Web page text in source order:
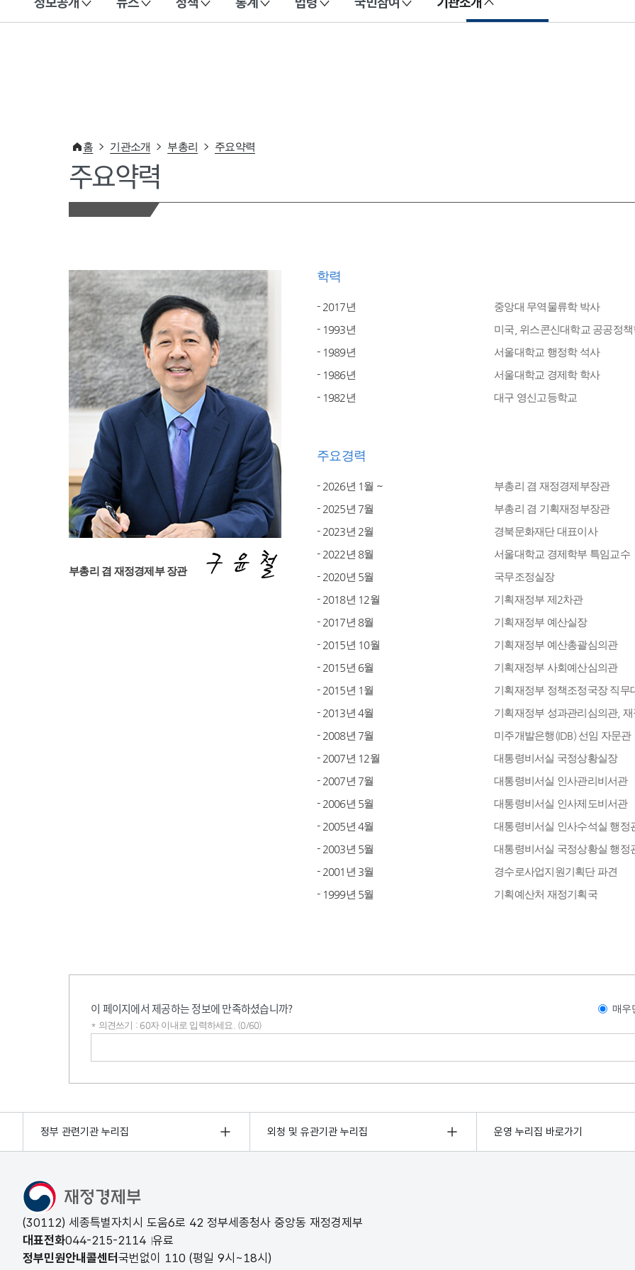
이 누리집은 대한민국 공식 전자정부 누리집입니다.
홈 기관소개 부총리 주요약력
주요약력
부총리 겸 재정경제부 장관
학력
- 2017년
중앙대 무역물류학 박사
- 1993년
미국, 위스콘신대학교 공공정
- 1989년
서울대학교 행정학 석사
- 1986년
서울대학교 경제학 학사
- 1982년
대구 영신고등학교
주요경력
- 2026년 1월 ~
부총리 겸 재정경제부장관
- 2025년 7월
부총리 겸 기획재정부장관
- 2023년 2월
경북문화재단 대표이사
- 2022년 8월
서울대학교 경제학부 특임교수
- 2020년 5월
국무조정실장
- 2018년 12월
기획재정부 제2차관
- 2017년 8월
기획재정부 예산실장
- 2015년 10월
기획재정부 예산총괄심의관
- 2015년 6월
기획재정부 사회예산심의관
- 2015년 1월
기획재정부 정책조정국장 직무
- 2013년 4월
기획재정부 성과관리심의관,
- 2008년 7월
미주개발은행(IDB) 선임 자문관
- 2007년 12월
대통령비서실 국정상황실장
- 2007년 7월
대통령비서실 인사관리비서관
- 2006년 5월
대통령비서실 인사제도비서관
- 2005년 4월
대통령비서실 인사수석실 행정
- 2003년 5월
대통령비서실 국정상황실 행정
- 2001년 3월
경수로사업지원기획단 파견
- 1999년 5월
기획예산처 재정기획국
이 페이지에서 제공하는 정보에 만족하셨습니까? 매우
* 의견쓰기 : 60자 이내로 입력하세요. (0/60)
정부 관련기관 누리집 외청 및 유관기관 누리집 운영 누리집 바로가기
(30112) 세종특별자치시 도움6로 42 정부세종청사 중앙동 재정경제부
대표전화044-215-2114 유료
정부민원안내콜센터 국번없이 110 (평일 9시~18시)